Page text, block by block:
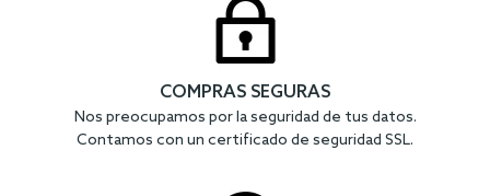
COMPRAS SEGURAS
Nos preocupamos por la seguridad de tus datos.
Contamos con un certificado de seguridad SSL.